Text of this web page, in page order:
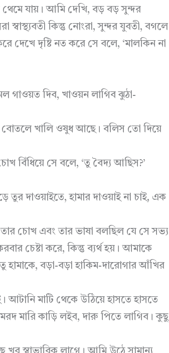
যায়। আমি দেখি, বড় বড় সুন্দর
কিন্তু নোংরা, সুন্দর যুবতী, বগলে
দেখে দৃষ্টি নত করে সে বলে, ‘মালকিন না
গাওয়ত দিব, খাওয়ন লাগিব ঝুঠা-
বোতলে খালি ওষুধ আছে। বলিস তো দিয়ে
বিঁধিয়ে সে বলে, ‘তু বৈদ্য আছিস?’
দাওয়াইতে, হামার দাওয়াই না চাই, এক
চোখ এবং তার ভাষা বলছিল যে সে সভ্য
চেষ্টা করে, কিন্তু ব্যর্থ হয়। আমাকে
হামাকে, বড়া-বড়া হাকিম-দারোগার আঁখির
মাটি থেকে উঠিয়ে হাসতে হাসতে
মরদ মারি কাড়ি লইব, দারু পিতে লাগিব। কুছু